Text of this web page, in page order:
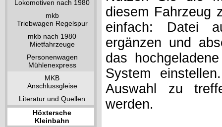
Lokomotiven nach 1980
mkb
Triebwagen Regelspur
mkb nach 1980
Mietfahrzeuge
Personenwagen
Mühlenexpress
MKB
Anschlussgleise
Literatur und Quellen
Höxtersche
Kleinbahn
diesem Fahrzeug
einfach: Datei
ergänzen und
das
System
Auswahl zu
werden.